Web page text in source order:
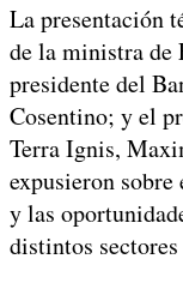
La presentación
de la ministra de
presidente del
Cosentino; y el
Terra Ignis,
expusieron
y las
distintos